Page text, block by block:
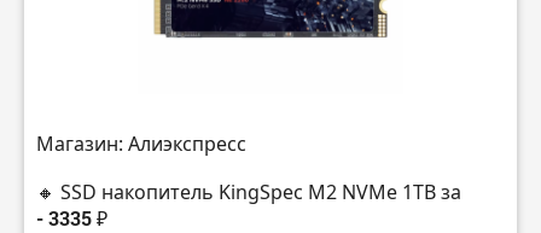
Магазин: Алиэкспресс
🔸 SSD накопитель KingSpec M2 NVMe 1TB за
- 3335 ₽